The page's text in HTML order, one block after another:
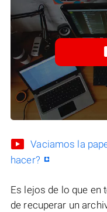
Vaciamos la
hacer?
Es lejos de lo que
de recuperar un